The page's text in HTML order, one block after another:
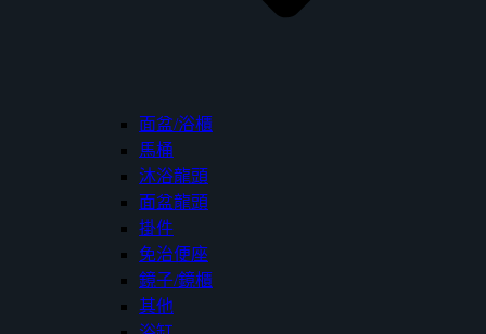
面盆/浴櫃
馬桶
沐浴龍頭
面盆龍頭
掛件
免治便座
鏡子/鏡櫃
其他